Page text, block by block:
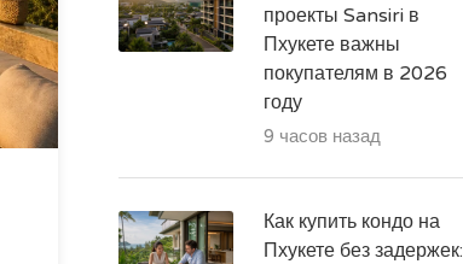
проекты Sansiri в
Пхукете важны
покупателям в 2026
году
9 часов назад
Как купить кондо на
Пхукете без задержек: